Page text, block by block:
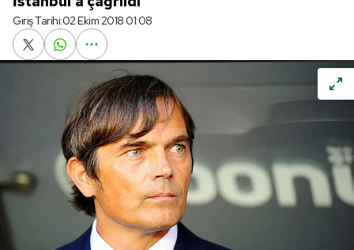
Giriş Tarihi:02 Ekim 2018 01:08